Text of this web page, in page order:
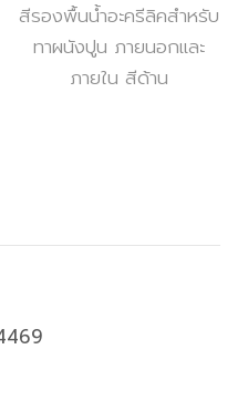
สีรองพื้นน้ำอะครีลิคสำหรับ
ทาผนังปูน ภายนอกและ
ภายใน สีด้าน